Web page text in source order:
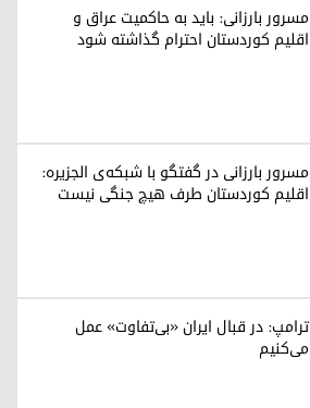
مسرور بارزانی: باید به حاکمیت عراق و
اقلیم کوردستان احترام گذاشته شود
مسرور بارزانی در گفتگو با شبکه‌ی الجزیره:
اقلیم کوردستان طرف هیچ جنگی نیست
ترامپ: در قبال ایران «بی‌تفاوت» عمل
می‌کنیم